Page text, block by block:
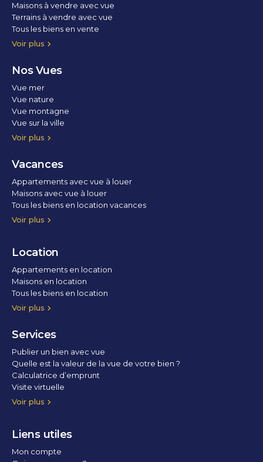
Voir plus
Maisons à vendre avec vue
Terrains à vendre avec vue
Tous les biens en vente
Nos Vues
Voir plus
Vue mer
Vue nature
Vue montagne
Vue sur la ville
Vue parc
Vue fleuve
Vue lac
Vue marina / port
Vacances
Voir plus
Appartements avec vue à louer
Maisons avec vue à louer
Tous les biens en location vacances
Location
Voir plus
Appartements en location
Maisons en location
Tous les biens en location
Services
Voir plus
Publier un bien avec vue
Quelle est la valeur de la vue de votre bien ?
Calculatrice d’emprunt
Visite virtuelle
Home staging
Liens utiles
Mon compte